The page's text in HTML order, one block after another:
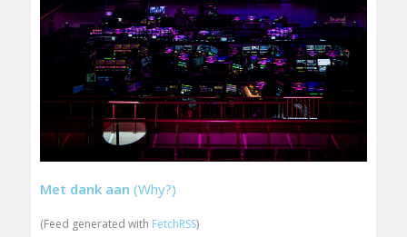
Met dank aan (Why?)
(Feed generated with FetchRSS)